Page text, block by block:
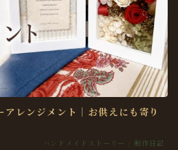
レンジメント｜お供えにも寄り
ハンドメイドストーリー / 制作日記